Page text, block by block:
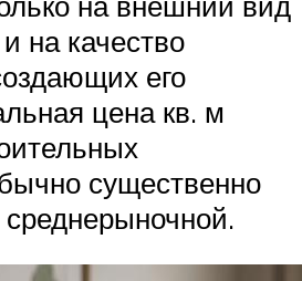
на качество
его
цена кв. м
существенно
среднерыночной.